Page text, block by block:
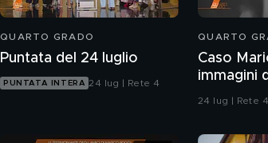
QUARTO GRADO
Puntata del 24 luglio
PUNTATA INTERA 24 lug | Rete 4
QUARTO
Caso
immagini
24 lug | Rete 4